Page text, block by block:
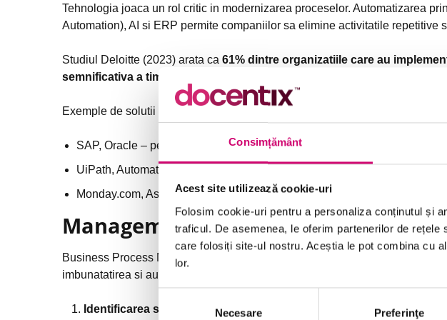
Consimțământ
Acest site utilizează cookie-uri
Folosim cookie-uri pentru a personaliza conținutul și
traficul. De asemenea, le oferim partenerilor de
care folosiți site-ul nostru. Aceștia le pot combina cu
lor.
consimțământului
Necesare Preferinţe
Tehnologia joaca un rol critic in modernizarea proceselor. Automatizarea
Automation), AI si ERP permite companiilor sa elimine activitatile repetitive
Studiul Deloitte (2023) arata ca 61% dintre organizatiile care au
semnificativa a timpului de executie si a erorilor umane
Exemple de solutii frecvent utilizate:
SAP, Oracle – pentru procese ERP
UiPath, Automation Anywhere – pentru RPA
Monday.com, Asana – pentru managementul de procese si proiecte
Managementul proceselor de
Business Process Management (BPM) este o abordare structurata pentru
imbunatatirea si automatizarea proceselor. Practica BPM implica:
Identificarea si cartografierea proceselor